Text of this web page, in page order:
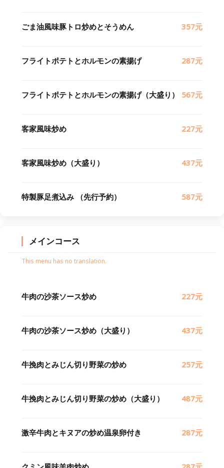
ごま油風味豚トロ炒めとそうめん 357元
フライトポテトとホルモンの素揚げ 287元
フライトポテトとホルモンの素揚げ（大盛り） 567元
客家風味炒め 227元
客家風味炒め（大盛り） 437元
特製豚足煮込み （先行予約） 587元
メインコース
This menu has no translation.
牛肉の沙茶ソース炒め 227元
牛肉の沙茶ソース炒め（大盛り） 437元
牛挽肉とみじん切り野菜の炒め 257元
牛挽肉とみじん切り野菜の炒め（大盛り） 487元
激辛牛肉とキヌアの炒め温泉卵付き 287元